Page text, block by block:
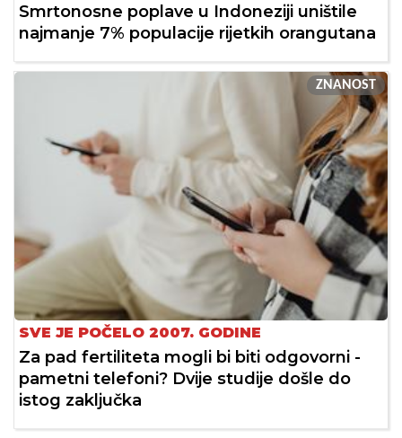
Smrtonosne poplave u Indoneziji uništile
najmanje 7% populacije rijetkih orangutana
ZNANOST
SVE JE POČELO 2007. GODINE
Za pad fertiliteta mogli bi biti odgovorni -
pametni telefoni? Dvije studije došle do
istog zaključka